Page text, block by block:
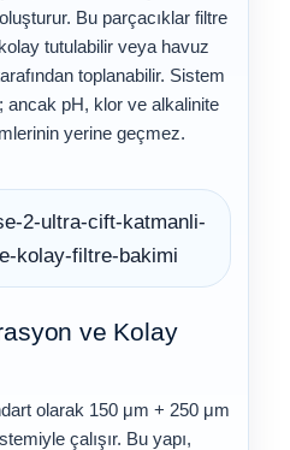
Bu parçacıklar filtre
tutulabilir veya havuz
toplanabilir. Sistem
ancak pH, klor ve alkalinite
yerine geçmez.
ve Kolay
olarak 150 μm + 250 μm
çalışır. Bu yapı,